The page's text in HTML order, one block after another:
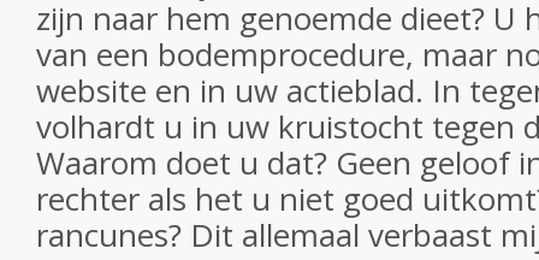
zijn naar hem genoemde dieet? U
van een bodemprocedure, maar
website en in uw actieblad. In
volhardt u in uw kruistocht tegen
Waarom doet u dat? Geen geloof
rechter als het u niet goed
rancunes? Dit allemaal verbaast